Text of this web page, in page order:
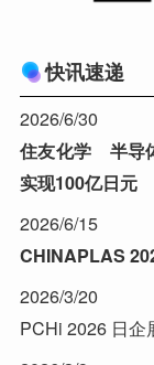
快讯速递
2026/6/30
住友化学 半导
实现100亿日元
2026/6/15
CHINAPLAS
2026/3/20
PCHi 2026 日企